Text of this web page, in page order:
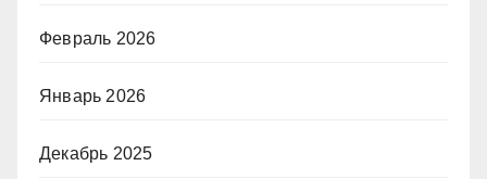
Февраль 2026
Январь 2026
Декабрь 2025